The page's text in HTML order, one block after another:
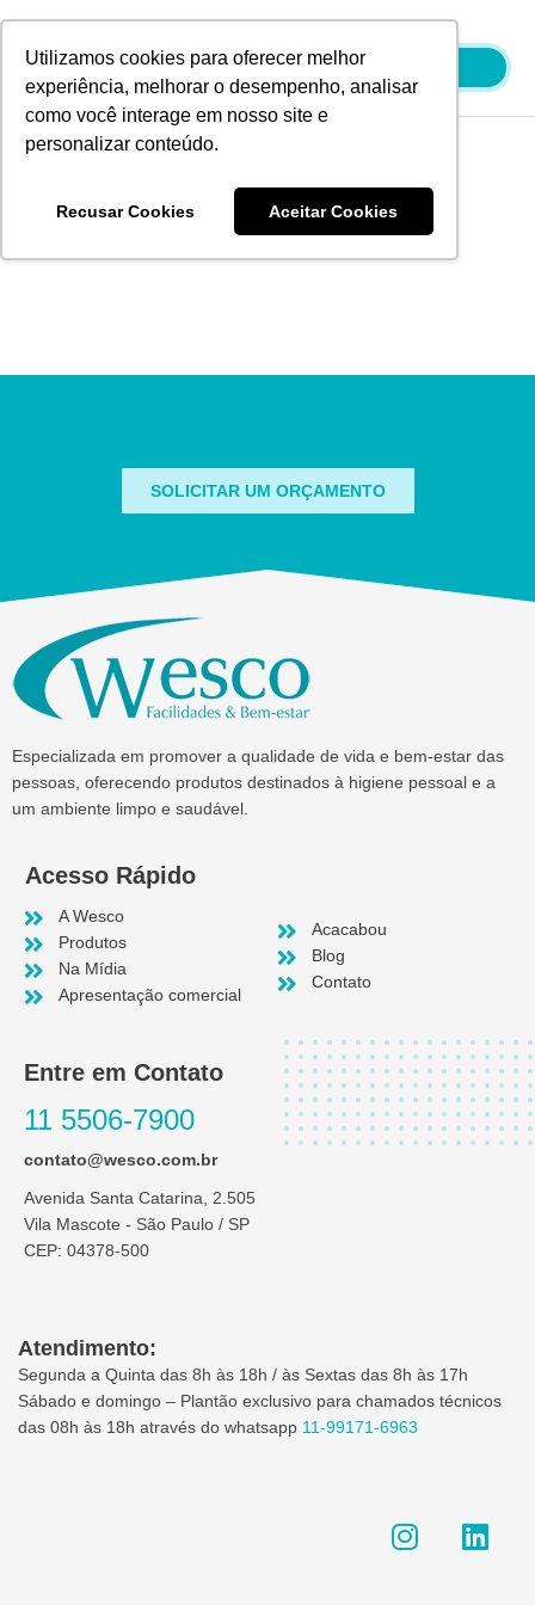
Utilizamos cookies para oferecer melhor
experiência, melhorar o desempenho, analisar
como você interage em nosso site e
personalizar conteúdo.
Recusar Cookies Aceitar Cookies
conteúdo
Blog
SOLICITAR UM ORÇAMENTO
Especializada em promover a qualidade de vida e bem-estar das
pessoas, oferecendo produtos destinados à higiene pessoal e a
um ambiente limpo e saudável.
Acesso Rápido
A Wesco
Produtos
Na Mídia
Apresentação comercial
Acacabou
Blog
Contato
Entre em Contato
11 5506-7900
contato@wesco.com.br
Avenida Santa Catarina, 2.505
Vila Mascote - São Paulo / SP
CEP: 04378-500
Atendimento:
Segunda a Quinta das 8h às 18h / às Sextas das 8h às 17h
Sábado e domingo – Plantão exclusivo para chamados técnicos
das 08h às 18h através do whatsapp 11-99171-6963
n i